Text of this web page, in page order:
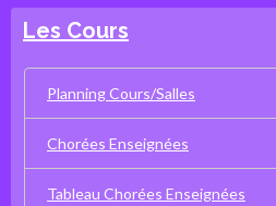
Les Cours
Planning Cours/Salles
Chorées Enseignées
Tableau Chorées Enseignées